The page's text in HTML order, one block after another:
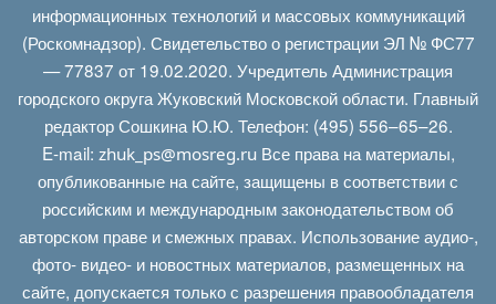
информационных технологий и массовых коммуникаций
(Роскомнадзор). Свидетельство о регистрации ЭЛ № ФС77
— 77837 от 19.02.2020. Учредитель Администрация
городского округа Жуковский Московской области. Главный
редактор Сошкина Ю.Ю. Телефон: (495) 556–65–26.
E‑mail: zhuk_ps@mosreg.ruВсе права на материалы,
опубликованные на сайте, защищены в соответствии с
российским и международным законодательством об
авторском праве и смежных правах. Использование аудио-,
фото- видео- и новостных материалов, размещенных на
сайте, допускается только с разрешения правообладателя